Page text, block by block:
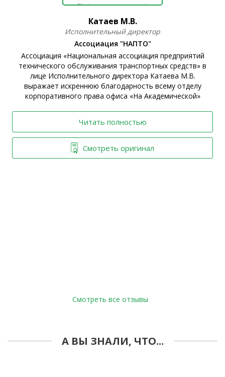
Катаев М.В.
Исполнительный директор
Ассоциация "НАПТО"
Ассоциация «Национальная ассоциация предприятий
технического обслуживания транспортных средств» в
лице Исполнительного директора Катаева М.В.
выражает искреннюю благодарность всему отделу
корпоративного права офиса «На Академической»
Читать полностью
Смотреть оригинал
Смотреть все отзывы
А ВЫ ЗНАЛИ, ЧТО...